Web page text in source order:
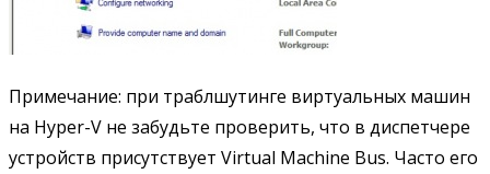
Примечание: при траблшутинге виртуальных машин
на Hyper-V не забудьте проверить, что в диспетчере
устройств присутствует Virtual Machine Bus. Часто его